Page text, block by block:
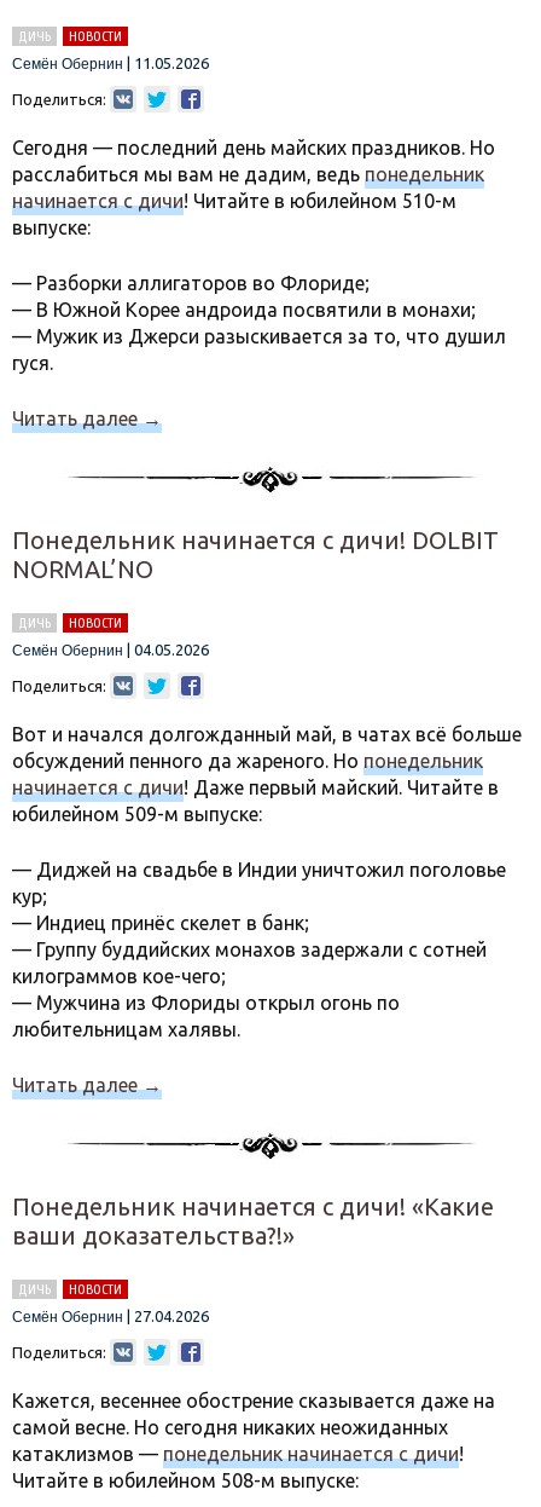
ДИЧЬ
НОВОСТИ
Семён Обернин
11.05.2026
Поделиться:
Сегодня — последний день майских праздников. Но
расслабиться мы вам не дадим, ведь понедельник
начинается с дичи! Читайте в юбилейном 510-м
выпуске:
— Разборки аллигаторов во Флориде;
— В Южной Корее андроида посвятили в монахи;
— Мужик из Джерси разыскивается за то, что душил
гуся.
Читать далее→
Понедельник начинается с дичи! DOLBIT
NORMAL’NO
ДИЧЬ
НОВОСТИ
Семён Обернин
04.05.2026
Поделиться:
Вот и начался долгожданный май, в чатах всё больше
обсуждений пенного да жареного. Но понедельник
начинается с дичи! Даже первый майский. Читайте в
юбилейном 509-м выпуске:
— Диджей на свадьбе в Индии уничтожил поголовье
кур;
— Индиец принёс скелет в банк;
— Группу буддийских монахов задержали с сотней
килограммов кое-чего;
— Мужчина из Флориды открыл огонь по
любительницам халявы.
Читать далее→
Понедельник начинается с дичи! «Какие
ваши доказательства?!»
ДИЧЬ
НОВОСТИ
Семён Обернин
27.04.2026
Поделиться:
Кажется, весеннее обострение сказывается даже на
самой весне. Но сегодня никаких неожиданных
катаклизмов — понедельник начинается с дичи!
Читайте в юбилейном 508-м выпуске: